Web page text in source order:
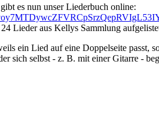
es nun unser Liederbuch online:
Lieder aus Kellys Sammlung
ein Lied auf eine Doppelseite passt,
sich selbst - z. B. mit einer Gitarre -